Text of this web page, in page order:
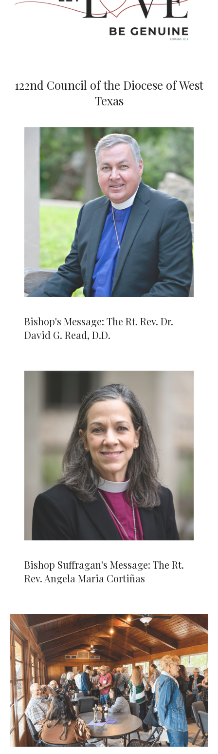
122nd Council of the Diocese of West
Texas
Bishop's Message: The Rt. Rev. Dr.
David G. Read, D.D.
Bishop Suffragan's Message: The Rt.
Rev. Angela Maria Cortiñas